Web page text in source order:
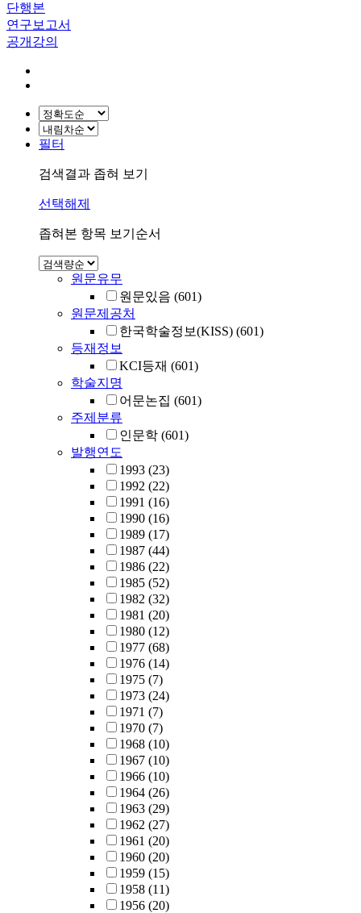
단행본
연구보고서
공개강의
필터
검색결과 좁혀 보기
선택해제
좁혀본 항목 보기순서
원문유무
원문있음 (601)
원문제공처
한국학술정보(KISS) (601)
등재정보
KCI등재 (601)
학술지명
어문논집 (601)
주제분류
인문학 (601)
발행연도
1993 (23)
1992 (22)
1991 (16)
1990 (16)
1989 (17)
1987 (44)
1986 (22)
1985 (52)
1982 (32)
1981 (20)
1980 (12)
1977 (68)
1976 (14)
1975 (7)
1973 (24)
1971 (7)
1970 (7)
1968 (10)
1967 (10)
1966 (10)
1964 (26)
1963 (29)
1962 (27)
1961 (20)
1960 (20)
1959 (15)
1958 (11)
1956 (20)